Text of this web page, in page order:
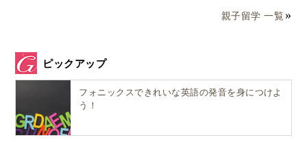
親子留学 一覧
ピックアップ
フォニックスできれいな英語の発音を身につけよ
う！